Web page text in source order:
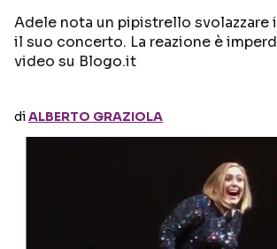
Seguici sui social
Adele nota un pipistrello svolazzare
il suo concerto. La reazione è
video su Blogo.it
diALBERTO GRAZIOLA